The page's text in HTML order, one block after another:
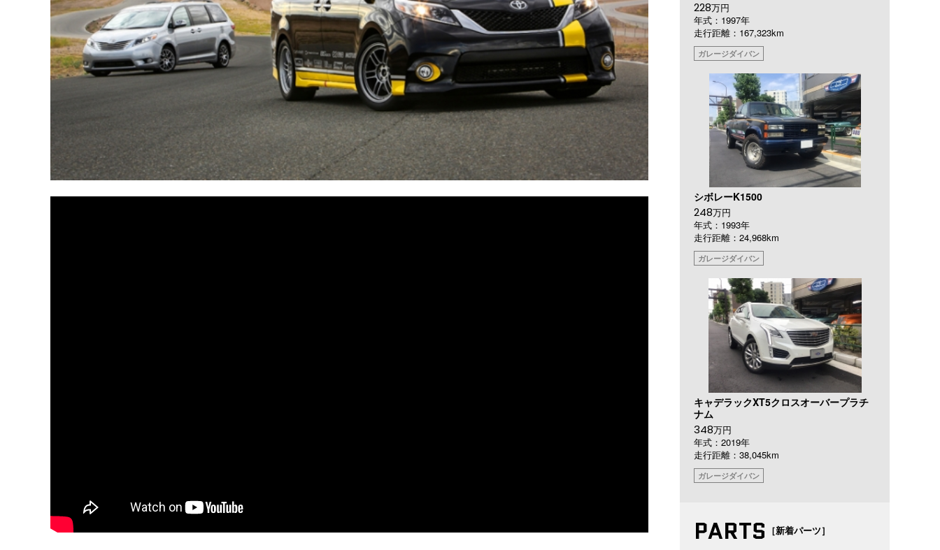
228万円
年式：1997年
走行距離：167,323km
ガレージダイバン
シボレーK1500
248万円
年式：1993年
走行距離：24,968km
ガレージダイバン
キャデラックXT5クロスオーバープラチ
ナム
348万円
年式：2019年
走行距離：38,045km
ガレージダイバン
PARTS ［新着パーツ］